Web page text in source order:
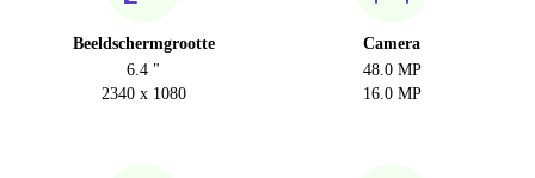
Beeldschermgrootte
6.4 "
2340 x 1080
Camera
48.0 MP
16.0 MP